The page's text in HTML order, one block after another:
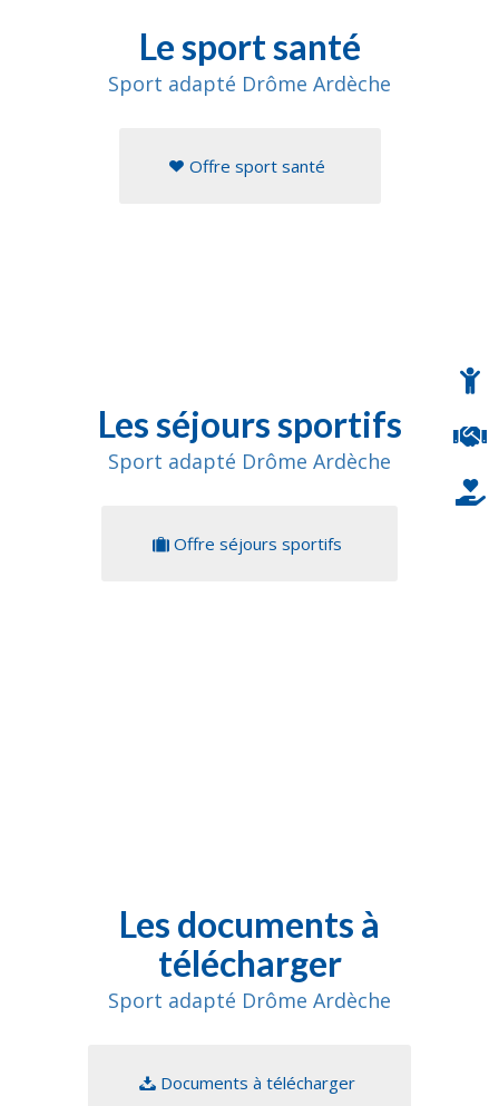
Le sport santé
Sport adapté Drôme Ardèche
Offre sport santé
Les séjours sportifs
Sport adapté Drôme Ardèche
Offre séjours sportifs
Les documents à
télécharger
Sport adapté Drôme Ardèche
Documents à télécharger